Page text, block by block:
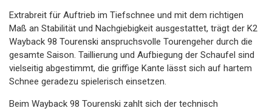
Extrabreit für Auftrieb im Tiefschnee und mit dem richtigen
Maß an Stabilität und Nachgiebigkeit ausgestattet, trägt der K2
Wayback 98 Tourenski anspruchsvolle Tourengeher durch die
gesamte Saison. Taillierung und Aufbiegung der Schaufel sind
vielseitig abgestimmt, die griffige Kante lässt sich auf hartem
Schnee geradezu spielerisch einsetzen.
Beim Wayback 98 Tourenski zahlt sich der technisch